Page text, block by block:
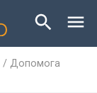
/ Допомога